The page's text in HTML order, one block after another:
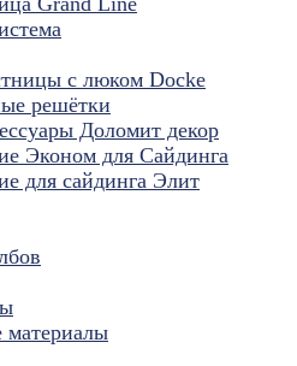
с люком Docke
решётки
Доломит декор
Эконом для Сайдинга
для cайдинга Элит